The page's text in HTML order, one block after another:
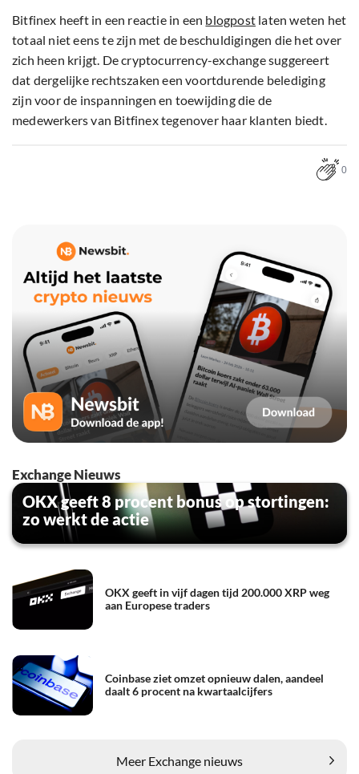
Bitfinex heeft in een reactie in een blogpost laten weten het
totaal niet eens te zijn met de beschuldigingen die het over
zich heen krijgt. De cryptocurrency-exchange suggereert
dat dergelijke rechtszaken een voortdurende belediging
zijn voor de inspanningen en toewijding die de
medewerkers van Bitfinex tegenover haar klanten biedt.
0
Exchange Nieuws
OKX geeft 8 procent bonus op stortingen:
zo werkt de actie
OKX geeft in vijf dagen tijd 200.000 XRP weg
aan Europese traders
Coinbase ziet omzet opnieuw dalen, aandeel
daalt 6 procent na kwartaalcijfers
Meer Exchange nieuws